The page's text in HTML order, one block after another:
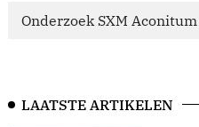
Onderzoek SXM Aconitum
LAATSTE ARTIKELEN